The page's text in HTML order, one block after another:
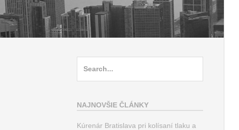
NAJNOVŠIE ČLÁNKY
Kúrenár Bratislava pri kolísaní tlaku a